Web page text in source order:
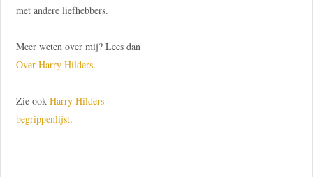
met andere liefhebbers.
Meer weten over mij? Lees dan
Over Harry Hilders.
Zie ook Harry Hilders
begrippenlijst.